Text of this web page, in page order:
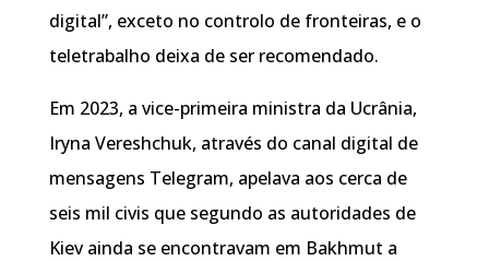
digital”, exceto no controlo de fronteiras, e o
teletrabalho deixa de ser recomendado.
Em 2023, a vice-primeira ministra da Ucrânia,
Iryna Vereshchuk, através do canal digital de
mensagens Telegram, apelava aos cerca de
seis mil civis que segundo as autoridades de
Kiev ainda se encontravam em Bakhmut a